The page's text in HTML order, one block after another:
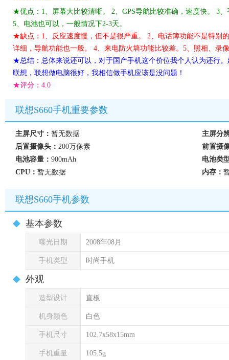
★优点：1、屏幕大比较清晰。 2、GPS导航比较准确，速度快。 3
5、电池也可以，一般情况下2-3天。
★缺点：1、反应速度慢，但不是很严重。 2、电话簿功能不是特别
详细，导航功能也一般。 4、来电防火墙功能比较差。5、照相、录
★总结：总体来说还可以，对于国产手机这个价位我个人认为还行
联想，联想做电脑很好，我相信做手机应该是没问题！
★评分： 4.0
联想S660手机重要参数
主屏尺寸： 暂无数据
主屏分
后置摄像头： 200万像素
前置摄
电池容量： 900mAh
电池类
CPU： 暂无数据 内存：
联想S660手机参数
基本参数
曝光日期 2008年08月
手机类型 时尚手机
外观
造型设计 直板
机身颜色 白色
手机尺寸 102.7x58x15mm
手机重量 105.5g